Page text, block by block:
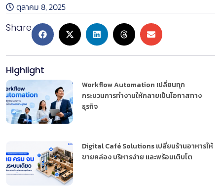
ตุลาคม 8, 2025
Share
Highlight
Workflow Automation เปลี่ยนทุก
กระบวนการทำงานให้กลายเป็นโอกาสทาง
ธุรกิจ
Digital Café Solutions เปลี่ยนร้านอาหารให้
ขายคล่อง บริหารง่าย และพร้อมเติบโต